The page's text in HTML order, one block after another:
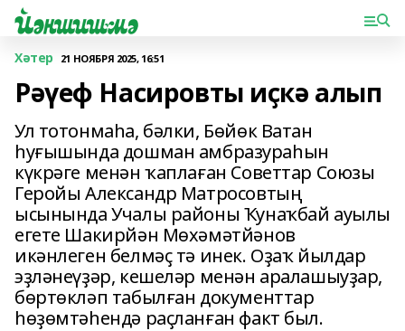
Хәтер 21 НОЯБРЯ 2025, 16:51
Рәүеф Насировты иҫкә алып
Ул тотонмаһа, бәлки, Бөйөк Ватан
һуғышында дошман амбразураһын
күкрәге менән ҡаплаған Советтар Союзы
Геройы Александр Матросовтың
ысынында Учалы районы Ҡунаҡбай ауылы
егете Шакирйән Мөхәмәтйәнов
икәнлеген белмәҫ тә инек. Оҙаҡ йылдар
эҙләнеүҙәр, кешеләр менән аралашыуҙар,
бөртөкләп табылған документтар
һөҙөмтәһендә раҫланған факт был.